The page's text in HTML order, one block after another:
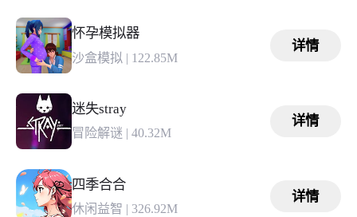
怀孕模拟器
沙盒模拟 | 122.85M
详情
迷失stray
冒险解谜 40.32M
详情
四季合合
休闲益智 | 326.92M
详情